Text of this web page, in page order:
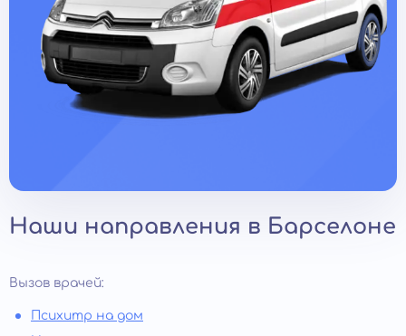
Наши направления в Барселоне
Вызов врачей:
Психитр на дом